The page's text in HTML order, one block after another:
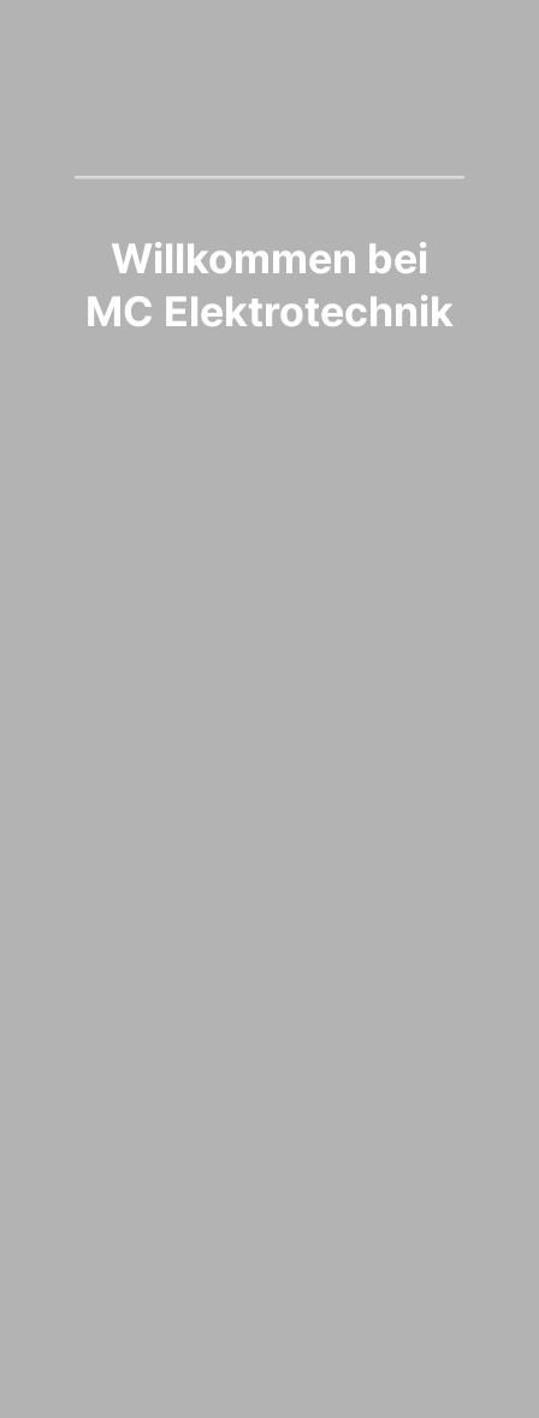
Willkommen bei
MC Elektrotechnik